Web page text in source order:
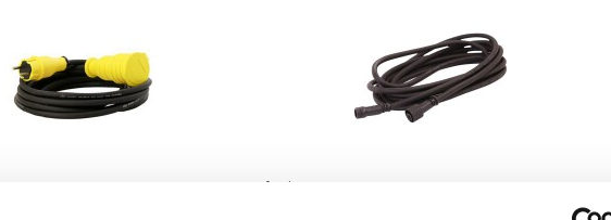
Utomhusbruk 5m Skarvsladd S-LINE H07RN-F 2G1,5 IP65
Amiga